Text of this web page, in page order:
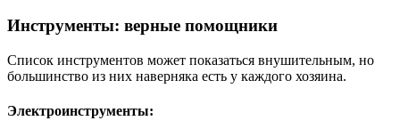
Инструменты: верные помощники
Список инструментов может показаться внушительным, но
большинство из них наверняка есть у каждого хозяина.
Электроинструменты: